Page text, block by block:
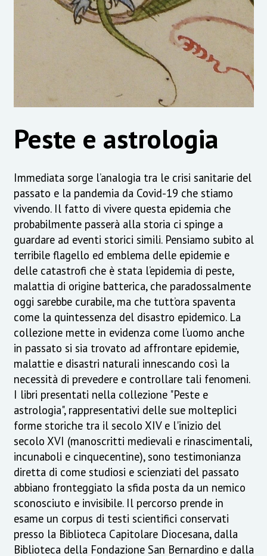
Peste e astrologia
Immediata sorge l’analogia tra le crisi sanitarie del
passato e la pandemia da Covid-19 che stiamo
vivendo. Il fatto di vivere questa epidemia che
probabilmente passerà alla storia ci spinge a
guardare ad eventi storici simili. Pensiamo subito al
terribile flagello ed emblema delle epidemie e
delle catastrofi che è stata l’epidemia di peste,
malattia di origine batterica, che paradossalmente
oggi sarebbe curabile, ma che tutt’ora spaventa
come la quintessenza del disastro epidemico. La
collezione mette in evidenza come l’uomo anche
in passato si sia trovato ad affrontare epidemie,
malattie e disastri naturali innescando così la
necessità di prevedere e controllare tali fenomeni.
I libri presentati nella collezione "Peste e
astrologia", rappresentativi delle sue molteplici
forme storiche tra il secolo XIV e l'inizio del
secolo XVI (manoscritti medievali e rinascimentali,
incunaboli e cinquecentine), sono testimonianza
diretta di come studiosi e scienziati del passato
abbiano fronteggiato la sfida posta da un nemico
sconosciuto e invisibile. Il percorso prende in
esame un corpus di testi scientifici conservati
presso la Biblioteca Capitolare Diocesana, dalla
Biblioteca della Fondazione San Bernardino e dalla